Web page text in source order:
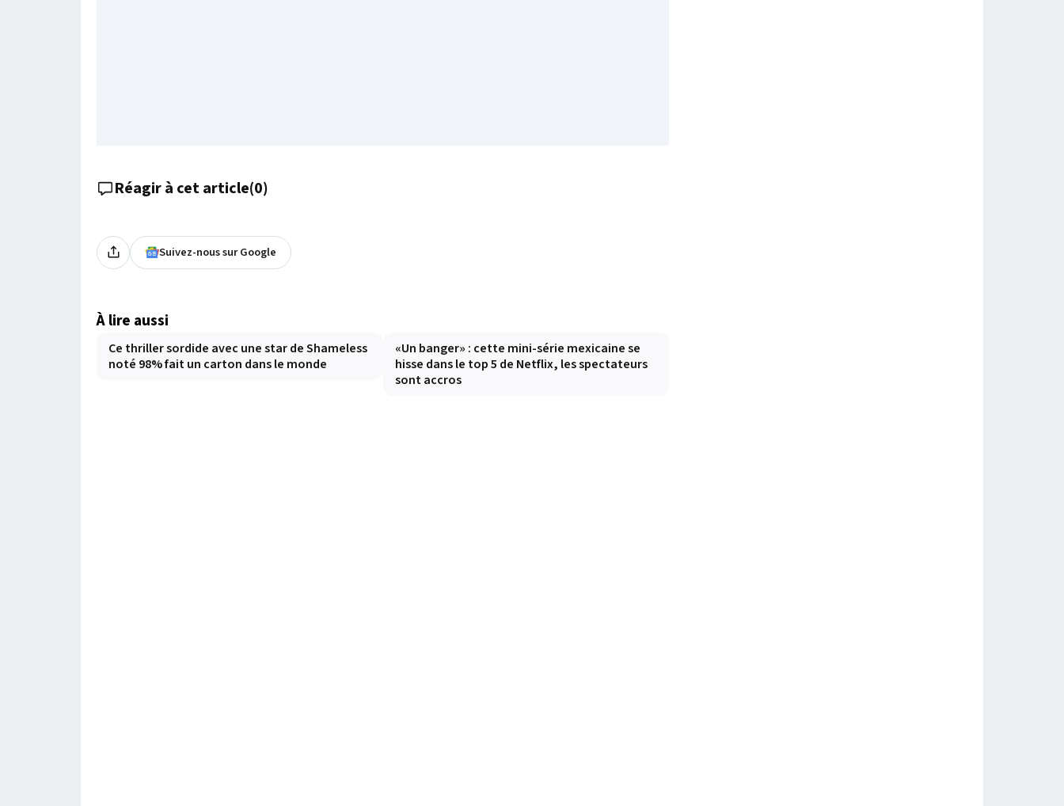
Réagir à cet article(0)
Suivez-nous sur Google
À lire aussi
Ce thriller sordide avec une star de Shameless
noté 98% fait un carton dans le monde
«Un banger» : cette mini-série mexicaine se
hisse dans le top 5 de Netflix, les spectateurs
sont accros